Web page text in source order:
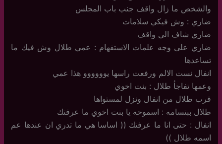
والشخص ما زال واقف جنب باب المجلس
ضاري : وش فيكي سلامات
ضاري شاف الي واقف
ضاري على وجه علمات الاستفهام : عمي طلال وش فيك ما
تساعدها
انفال نست الالم ورفعت راسها يوووووو هذا عمي
وعمها تفاجأ طلال : بنت اخوي
قرب طلال من انفال ونزل لمستواها
طلال ببتسامه : اسموحه يا بنت اخوي ما عرفتك
انفال : حتى انا ما عرفتك (( اساسا هي ما تدري ان عندها عم
اسمه طلال ))